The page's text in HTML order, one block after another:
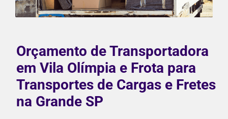
Orçamento de Transportadora
em Vila Olímpia e Frota para
Transportes de Cargas e Fretes
na Grande SP